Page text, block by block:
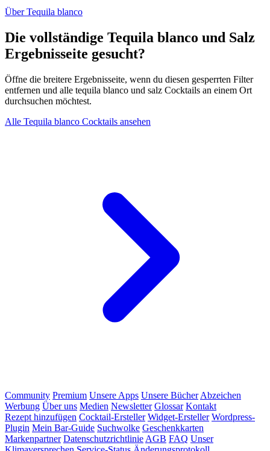
Über Tequila blanco
Die vollständige Tequila blanco und Salz
Ergebnisseite gesucht?
Öffne die breitere Ergebnisseite, wenn du diesen gesperrten Filter
entfernen und alle tequila blanco und salz Cocktails an einem Ort
durchsuchen möchtest.
Alle Tequila blanco Cocktails ansehen
Community Premium Unsere Apps Unsere Bücher Abzeichen
Werbung Über uns Medien Newsletter Glossar Kontakt
Rezept hinzufügen Cocktail-Ersteller Widget-Ersteller Wordpress-
Plugin Mein Bar-Guide Suchwolke Geschenkkarten
Markenpartner Datenschutzrichtlinie AGB FAQ Unser